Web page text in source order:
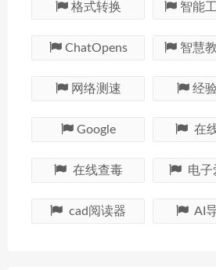
格式转换 智能
ChatOpens 智慧
网络测速 经
Google 在
在线查毒 电子
cad阅读器 AI